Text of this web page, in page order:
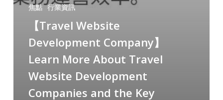
焦點 行業資訊
【Travel Website
Development Company】
Learn More About Travel
Website Development
Companies and the Key